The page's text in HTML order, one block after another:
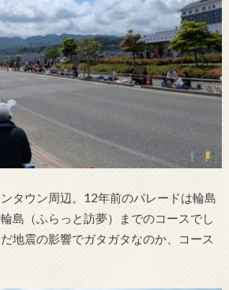
タウン周辺。12年前のパレードは輪島
島（ふらっと訪夢）までのコースでし
地震の影響でガタガタなのか、コース